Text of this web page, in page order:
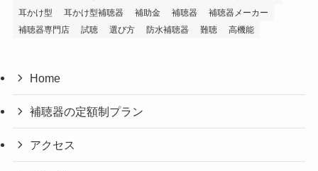
耳かけ型
耳かけ型補聴器 補助金 補聴器
補聴器メーカー
補聴器専門店
試聴 選び方 防水補聴器 難聴 高機能
Home
補聴器の定額制プラン
アクセス